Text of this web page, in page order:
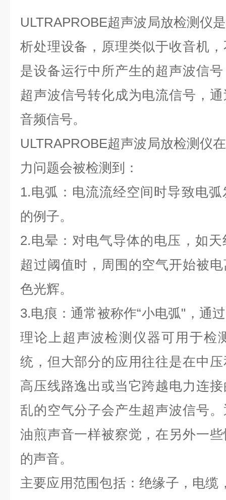
ULTRAPROBE超声波局放检测仪
析处理设备，原理类似于收音机
是设备运行中所产生的超声波信
超声波信号转化成为电流信号，
音频信号。
ULTRAPROBE超声波局放检测仪
力问题会被检测到：
1.电弧：电流流经空间时导致电
的例子。
2.电晕：对电气导体的电压，如
超过阈值时，周围的空气开始被
色光辉。
3.电痕：通常被称作“小电弧"，通
理论上超声波检测仪器可用于检
统，但大部分的应用往往是在中
高压线路逸出或当它跨越电力连
乱的空气分子会产生超声波信号
油煎声音一样被察觉，在另外一
的声音。
主要应用范围包括：绝缘子，电缆